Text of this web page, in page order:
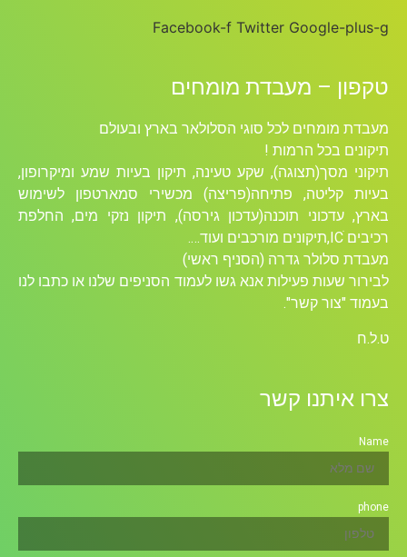
Facebook-f Twitter Google-plus-g
טקפון – מעבדת מומחים
מעבדת מומחים לכל סוגי הסלולאר בארץ ובעולם
תיקונים בכל הרמות !
תיקוני מסך(תצוגה), שקע טעינה, תיקון בעיות שמע ומיקרופון,
בעיות קליטה, פתיחה(פריצה) מכשירי סמארטפון לשימוש
בארץ, עדכוני תוכנה(עדכון גירסה), תיקון נזקי מים, החלפת
רכיבים ICׁ,תיקונים מורכבים ועוד….
מעבדת סלולר גדרה (הסניף ראשי)
לבירור שעות פעילות אנא גשו לעמוד הסניפים שלנו או כתבו לנו
בעמוד "צור קשר".
ט.ל.ח
צרו איתנו קשר
Name
phone